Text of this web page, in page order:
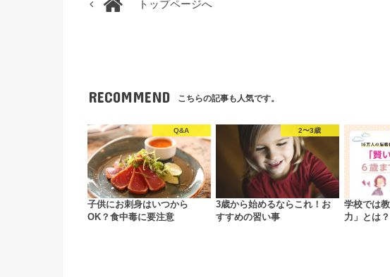
トップページへ
RECOMMEND こちらの記事も人気です。
Q&A
子供にお刺身はいつから
OK？食中毒に要注意
2〜3歳
3歳から始めるならこれ！お
すすめの習い事
学校では
力」とは？